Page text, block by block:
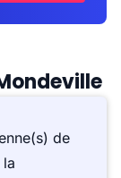
de